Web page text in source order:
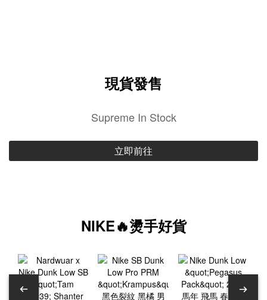
現貨發售
Supreme In Stock
立即前往
NIKE🔥燙手好貨